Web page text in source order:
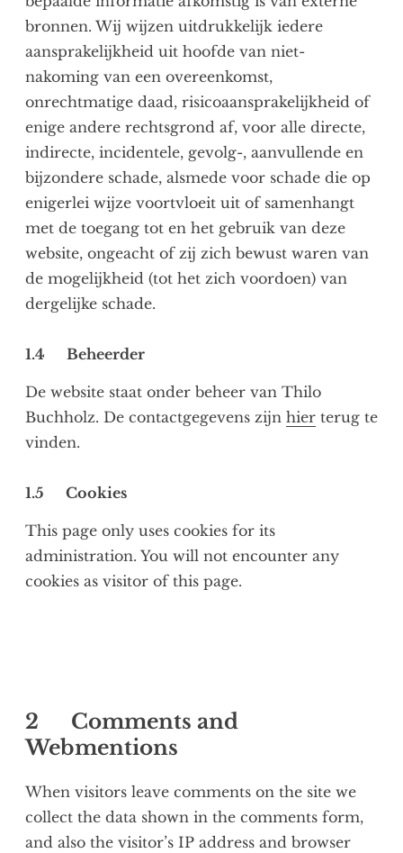
bronnen. Wij wijzen uitdrukkelijk iedere
aansprakelijkheid uit hoofde van niet-
nakoming van een overeenkomst,
onrechtmatige daad, risicoaansprakelijkheid of
enige andere rechtsgrond af, voor alle directe,
indirecte, incidentele, gevolg-, aanvullende en
bijzondere schade, alsmede voor schade die op
enigerlei wijze voortvloeit uit of samenhangt
met de toegang tot en het gebruik van deze
website, ongeacht of zij zich bewust waren van
de mogelijkheid (tot het zich voordoen) van
dergelijke schade.
1.4 Beheerder
De website staat onder beheer van Thilo
Buchholz. De contactgegevens zijn hier terug te
vinden.
1.5 Cookies
This page only uses cookies for its
administration. You will not encounter any
cookies as visitor of this page.
2 Comments and
Webmentions
When visitors leave comments on the site we
collect the data shown in the comments form,
and also the visitor’s IP address and browser